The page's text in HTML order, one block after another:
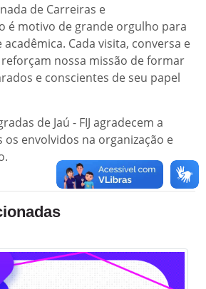
de Carreiras e
é motivo de grande orgulho para
Cada visita, conversa e
nossa missão de formar
e conscientes de seu papel
de Jaú - FIJ agradecem a
os envolvidos na organização e